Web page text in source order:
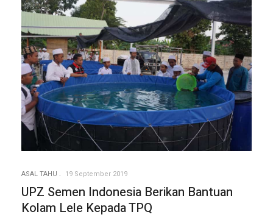
ASAL TAHU 19 September 2019
UPZ Semen Indonesia Berikan Bantuan
Kolam Lele Kepada TPQ